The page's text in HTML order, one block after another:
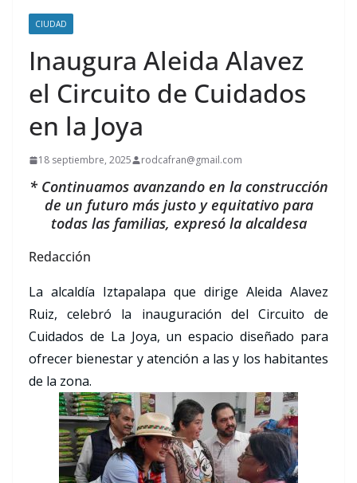
CIUDAD
Inaugura Aleida Alavez
el Circuito de Cuidados
en la Joya
18 septiembre, 2025 rodcafran@gmail.com
* Continuamos avanzando en la construcción
de un futuro más justo y equitativo para
todas las familias, expresó la alcaldesa
Redacción
La alcaldía Iztapalapa que dirige Aleida Alavez
Ruiz, celebró la inauguración del Circuito de
Cuidados de La Joya, un espacio diseñado para
ofrecer bienestar y atención a las y los habitantes
de la zona.